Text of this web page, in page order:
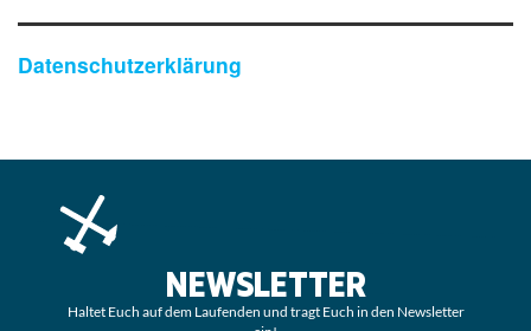
Datenschutzerklärung
NEWSLETTER
Haltet Euch auf dem Laufenden und tragt Euch in den Newsletter